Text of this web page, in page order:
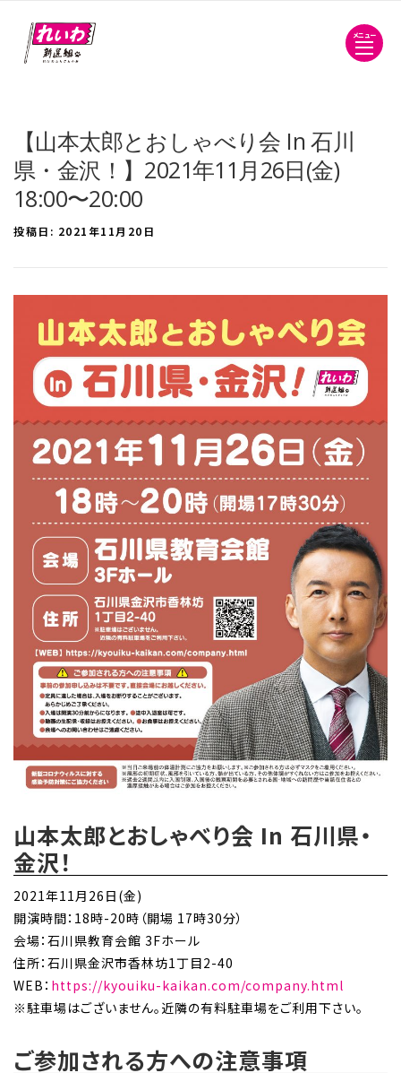
メニュー
【山本太郎とおしゃべり会 In 石川
県・金沢！】2021年11月26日(金)
18:00〜20:00
投稿日: 2021年11月20日
山本太郎とおしゃべり会 In 石川県・
金沢！
2021年11月26日(金)
開演時間：18時-20時（開場 17時30分）
会場：石川県教育会館 3Fホール
住所：石川県金沢市香林坊1丁目2-40
WEB： https://kyouiku-kaikan.com/company.html
※駐車場はございません。近隣の有料駐車場をご利用下さい。
ご参加される方への注意事項